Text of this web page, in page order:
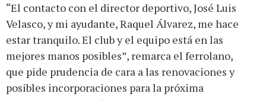
“El contacto con el director deportivo, José Luis
Velasco, y mi ayudante, Raquel Álvarez, me hace
estar tranquilo. El club y el equipo está en las
mejores manos posibles”, remarca el ferrolano,
que pide prudencia de cara a las renovaciones y
posibles incorporaciones para la próxima